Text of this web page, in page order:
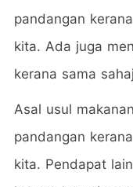
pandangan
kita. Ada juga
kerana sama
Asal usul
pandangan
kita. Pendapat